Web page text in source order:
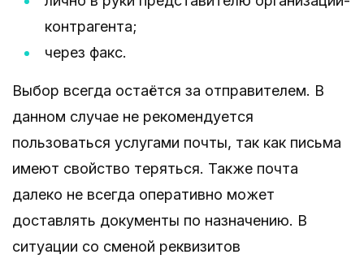
контрагента;
через факс.
Выбор всегда остаётся за отправителем. В
данном случае не рекомендуется
пользоваться услугами почты, так как письма
имеют свойство теряться. Также почта
далеко не всегда оперативно может
доставлять документы по назначению. В
ситуации со сменой реквизитов